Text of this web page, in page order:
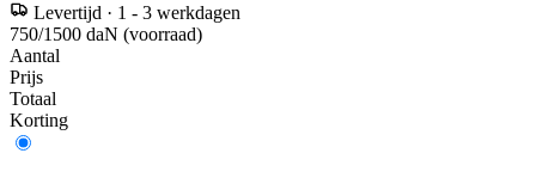
Levertijd · 1 - 3 werkdagen
750/1500 daN (voorraad)
Aantal
Prijs
Totaal
Korting